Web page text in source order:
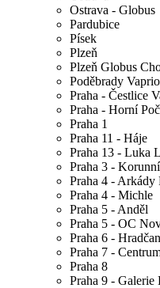
Ostrava - Globus
Pardubice
Písek
Plzeň
Plzeň Globus
Poděbrady
Praha - Čestlice
Praha - Horní
Praha 1
Praha 11 - Háje
Praha 13 - Luka
Praha 3 - Korunní
Praha 4 - Arkády
Praha 4 - Michle
Praha 5 - Anděl
Praha 5 - OC
Praha 6 -
Praha 7 -
Praha 8
Praha 9 -